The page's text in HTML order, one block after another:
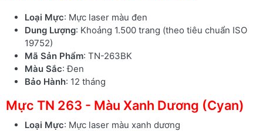
Loại Mực: Mực laser màu đen
Dung Lượng: Khoảng 1.500 trang (theo tiêu chuẩn ISO
19752)
Mã Sản Phẩm: TN-263BK
Màu Sắc: Đen
Bảo Hành: 12 tháng
Mực TN 263 - Màu Xanh Dương (Cyan)
Loại Mực: Mực laser màu xanh dương